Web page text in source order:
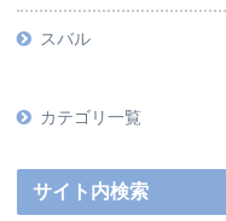
スバル
カテゴリ一覧
サイト内検索